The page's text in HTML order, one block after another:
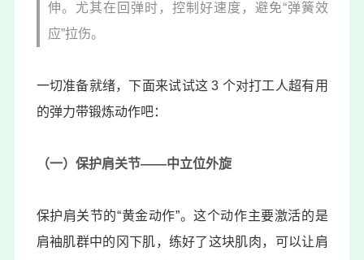
伸。尤其在回弹时，控制好速度，避免“弹簧效
应”拉伤。
一切准备就绪，下面来试试这 3 个对打工人超有用
的弹力带锻炼动作吧：
（一）保护肩关节——中立位外旋
保护肩关节的“黄金动作”。这个动作主要激活的是
肩袖肌群中的冈下肌，练好了这块肌肉，可以让肩